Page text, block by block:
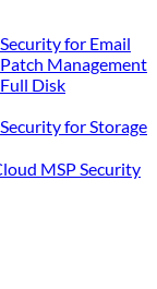
for Email
Management
Disk
for Storage
MSP Security